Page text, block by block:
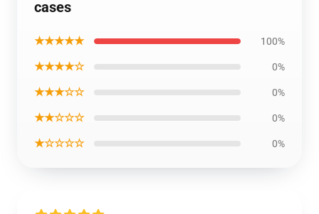
cases
★★★★★ 100%
★★★★☆ 0%
★★★☆☆ 0%
★★☆☆☆ 0%
★☆☆☆☆ 0%